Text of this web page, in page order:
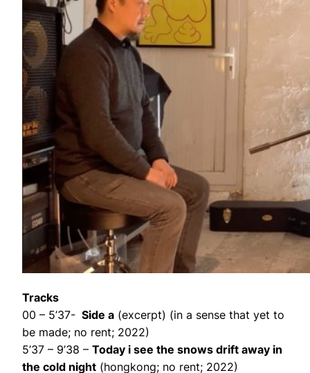
Tracks
00 – 5’37- Side a (excerpt) (in a sense that yet to
be made; no rent; 2022)
5’37 – 9’38 – Today i see the snows drift away in
the cold night (hongkong; no rent; 2022)